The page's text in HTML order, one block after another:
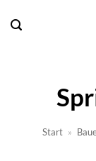
Inhalt
Start »